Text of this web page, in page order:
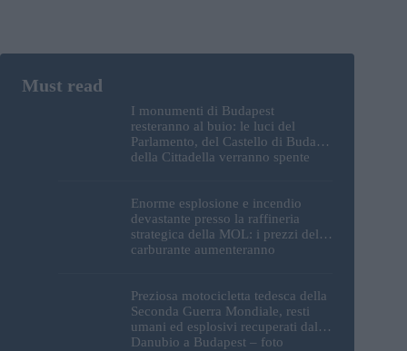
I monumenti di Budapest
resteranno al buio: le luci del
Parlamento, del Castello di Buda e
della Cittadella verranno spente
Enorme esplosione e incendio
devastante presso la raffineria
strategica della MOL: i prezzi del
carburante aumenteranno
Preziosa motocicletta tedesca della
Seconda Guerra Mondiale, resti
umani ed esplosivi recuperati dal
Danubio a Budapest – foto